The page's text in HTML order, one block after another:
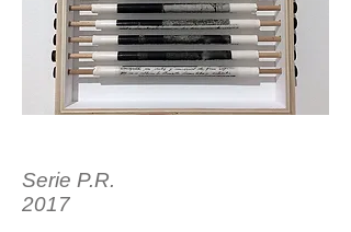
Serie P.R.
2017